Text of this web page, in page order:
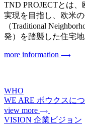
TND PROJECTとは
実現を目指し、欧米
（Traditional
発）を踏襲した住宅
more information
WHO
WE ARE ボウクスに
view more
VISION 企業ビジョン